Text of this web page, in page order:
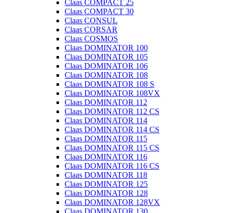
Claas COMPACT 25
Claas COMPACT 30
Claas CONSUL
Claas CORSAR
Claas COSMOS
Claas DOMINATOR 100
Claas DOMINATOR 105
Claas DOMINATOR 106
Claas DOMINATOR 108
Claas DOMINATOR 108 S
Claas DOMINATOR 108VX
Claas DOMINATOR 112
Claas DOMINATOR 112 CS
Claas DOMINATOR 114
Claas DOMINATOR 114 CS
Claas DOMINATOR 115
Claas DOMINATOR 115 CS
Claas DOMINATOR 116
Claas DOMINATOR 116 CS
Claas DOMINATOR 118
Claas DOMINATOR 125
Claas DOMINATOR 128
Claas DOMINATOR 128VX
Claas DOMINATOR 130